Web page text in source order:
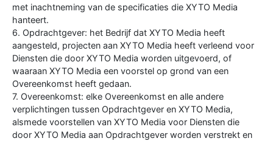
met inachtneming van de specificaties die XYTO Media
hanteert.
6. Opdrachtgever: het Bedrijf dat XYTO Media heeft
aangesteld, projecten aan XYTO Media heeft verleend voor
Diensten die door XYTO Media worden uitgevoerd, of
waaraan XYTO Media een voorstel op grond van een
Overeenkomst heeft gedaan.
7. Overeenkomst: elke Overeenkomst en alle andere
verplichtingen tussen Opdrachtgever en XYTO Media,
alsmede voorstellen van XYTO Media voor Diensten die
door XYTO Media aan Opdrachtgever worden verstrekt en